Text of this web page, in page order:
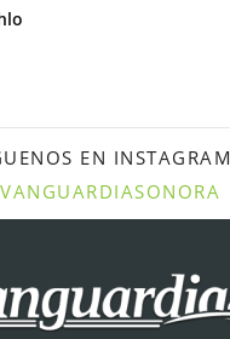
EN INSTAGRAM